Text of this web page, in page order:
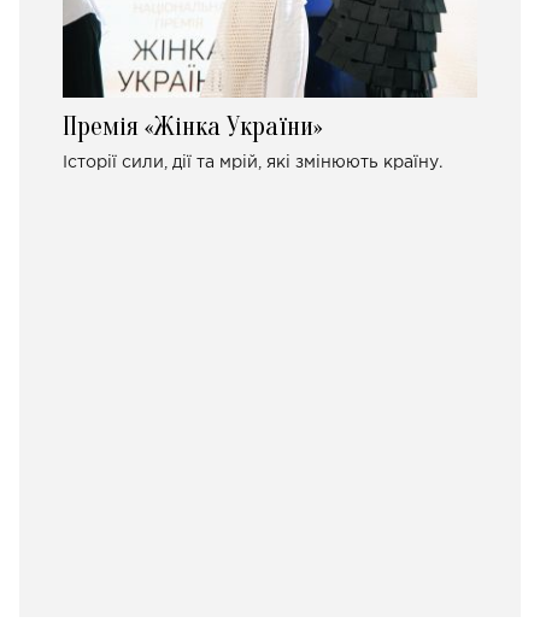
Премія «Жінка України»
Історії сили, дії та мрій, які змінюють країну.